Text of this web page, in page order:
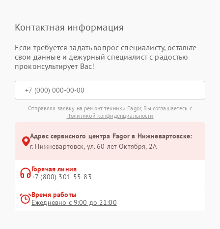
Контактная информация
Если требуется задать вопрос специалисту, оставьте
свои данные и дежурный специалист с радостью
проконсультирует Вас!
Отправляя заявку на ремонт техники Fagor, Вы соглашаетесь с
Политикой конфиденциальности
Адрес сервисного центра Fagor в Нижневартовске:
г. Нижневартовск, ул. 60 лет Октября, 2А
Горячая линия
+7 (800) 301-55-83
Время работы
Ежедневно с 9:00 до 21:00